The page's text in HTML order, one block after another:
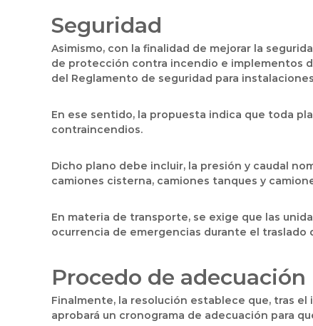
Seguridad
Asimismo, con la finalidad de mejorar la
de protección contra incendio e implementos
del Reglamento de seguridad para
En ese sentido, la propuesta indica que toda
contraincendios.
Dicho plano debe incluir, la presión y caudal
camiones cisterna, camiones tanques y
En materia de transporte, se exige que las
ocurrencia de emergencias durante el traslado
Procedo de adecuación
Finalmente, la resolución establece que, tras
aprobará un cronograma de adecuación para